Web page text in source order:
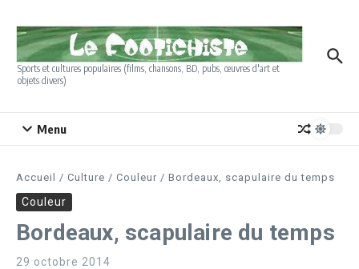
Sports et cultures populaires (films, chansons, BD, pubs, œuvres d'art et
objets divers)
Menu
Accueil / Culture / Couleur / Bordeaux, scapulaire du temps
Couleur
Bordeaux, scapulaire du temps
29 octobre 2014